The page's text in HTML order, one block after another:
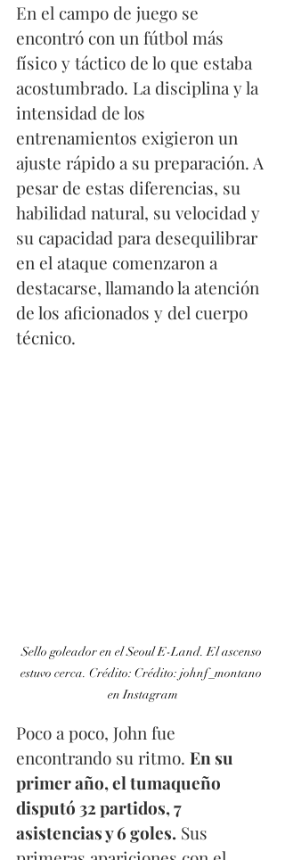
En el campo de juego se
encontró con un fútbol más
físico y táctico de lo que estaba
acostumbrado. La disciplina y la
intensidad de los
entrenamientos exigieron un
ajuste rápido a su preparación. A
pesar de estas diferencias, su
habilidad natural, su velocidad y
su capacidad para desequilibrar
en el ataque comenzaron a
destacarse, llamando la atención
de los aficionados y del cuerpo
técnico.
Sello goleador en el Seoul E-Land. El ascenso
estuvo cerca. Crédito: Crédito: johnf_montano
en Instagram
Poco a poco, John fue
encontrando su ritmo. En su
primer año, el tumaqueño
disputó 32 partidos, 7
asistencias y 6 goles. Sus